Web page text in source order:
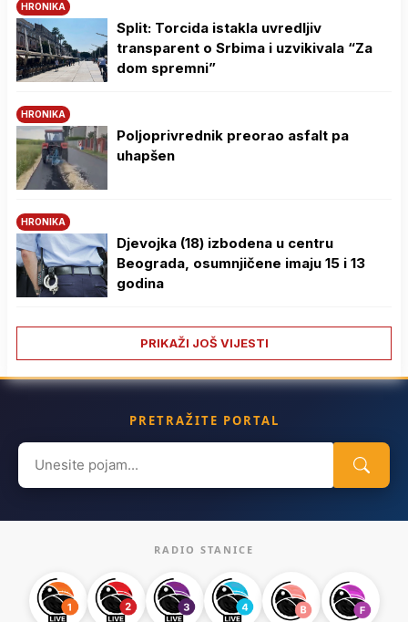
HRONIKA
Split: Torcida istakla uvredljiv
transparent o Srbima i uzvikivala “Za
dom spremni”
HRONIKA
Poljoprivrednik preorao asfalt pa
uhapšen
HRONIKA
Djevojka (18) izbodena u centru
Beograda, osumnjičene imaju 15 i 13
godina
PRIKAŽI JOŠ VIJESTI
PRETRAŽITE PORTAL
Search
for:
RADIO STANICE